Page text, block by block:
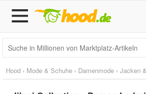
Hood › Mode & Schuhe › Damenmode › Jacken